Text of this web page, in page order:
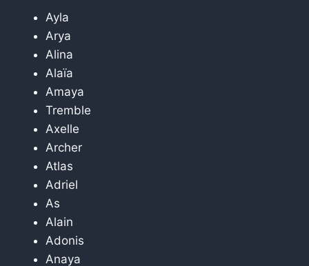
Ayla
Arya
Alina
Alaïa
Amaya
Tremble
Axelle
Archer
Atlas
Adriel
As
Alain
Adonis
Anaya